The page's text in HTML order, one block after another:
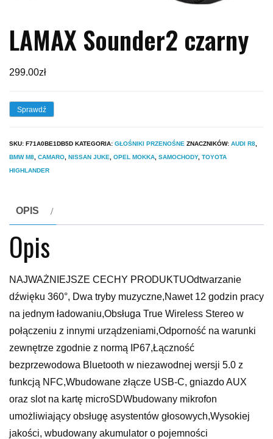
LAMAX Sounder2 czarny
299.00zł
Sprawdź
SKU: F71A0BE1DB5D KATEGORIA: GŁOŚNIKI PRZENOŚNE ZNACZNIKÓW: AUDI R8
BMW M8 CAMARO NISSAN JUKE OPEL MOKKA SAMOCHODY, TOYOTA
HIGHLANDER
OPIS
Opis
NAJWAŻNIEJSZE CECHY PRODUKTUOdtwarzanie
dźwięku 360°, Dwa tryby muzyczne,Nawet 12 godzin pracy
na jednym ładowaniu,Obsługa True Wireless Stereo w
połączeniu z innymi urządzeniami,Odporność na warunki
zewnętrze zgodnie z normą IP67,Łączność
bezprzewodowa Bluetooth w niezawodnej wersji 5.0 z
funkcją NFC,Wbudowane złącze USB-C, gniazdo AUX
oraz slot na kartę microSDWbudowany mikrofon
umożliwiający obsługę asystentów głosowych,Wysokiej
jakości, wbudowany akumulator o pojemności